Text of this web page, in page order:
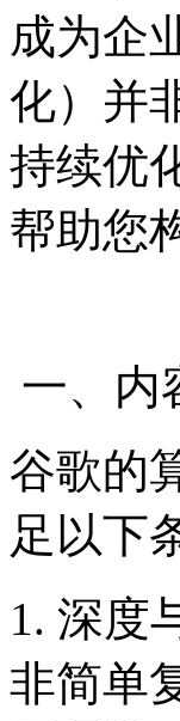
成为企
化）并
持续优
帮助您
一、内
谷歌的
足以下
1. 深度
非简单